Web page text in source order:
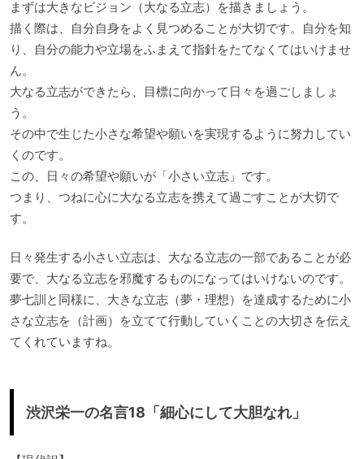
まずは大きなビジョン（大なる立志）を描きましょう。
描く際は、自分自身をよく見つめることが大切です。自分を知
り、自分の能力や立場をふまえて指針をたてなくてはいけませ
ん。
大なる立志ができたら、目標に向かって日々を過ごしましょ
う。
その中で生じた小さな希望や願いを実現するように努力してい
くのです。
この、日々の希望や願いが「小さい立志」です。
つまり、つねに心に大なる立志を携えて過ごすことが大切で
す。
日々発生する小さい立志は、大なる立志の一部であることが必
要で、大なる立志を邪魔するものになってはいけないのです。
夢七訓と同様に、大きな立志（夢・理想）を達成するために小
さな立志を（計画）を立てて行動していくことの大切さを伝え
てくれていますね。
渋沢栄一の名言18「細心にして大胆なれ」